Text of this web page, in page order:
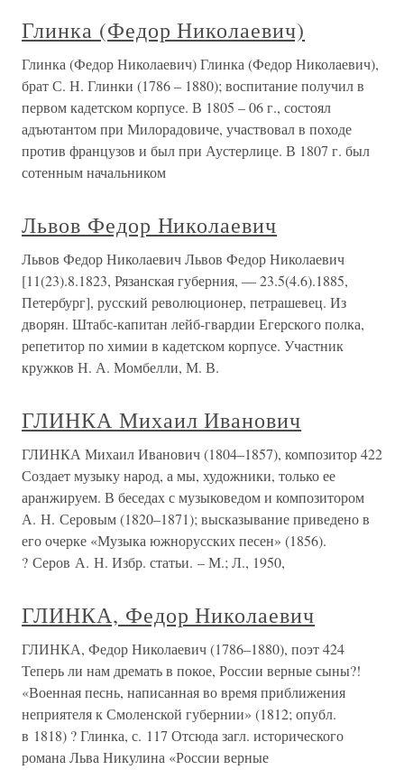
Глинка (Федор Николаевич)
Глинка (Федор Николаевич) Глинка (Федор Николаевич),
брат С. Н. Глинки (1786 – 1880); воспитание получил в
первом кадетском корпусе. В 1805 – 06 г., состоял
адъютантом при Милорадовиче, участвовал в походе
против французов и был при Аустерлице. В 1807 г. был
сотенным начальником
Львов Федор Николаевич
Львов Федор Николаевич Львов Федор Николаевич
[11(23).8.1823, Рязанская губерния, — 23.5(4.6).1885,
Петербург], русский революционер, петрашевец. Из
дворян. Штабс-капитан лейб-гвардии Егерского полка,
репетитор по химии в кадетском корпусе. Участник
кружков Н. А. Момбелли, М. В.
ГЛИНКА Михаил Иванович
ГЛИНКА Михаил Иванович (1804–1857), композитор 422
Создает музыку народ, а мы, художники, только ее
аранжируем. В беседах с музыковедом и композитором
А. Н. Серовым (1820–1871); высказывание приведено в
его очерке «Музыка южнорусских песен» (1856).
? Серов А. Н. Избр. статьи. – М.; Л., 1950,
ГЛИНКА, Федор Николаевич
ГЛИНКА, Федор Николаевич (1786–1880), поэт 424
Теперь ли нам дремать в покое, России верные сыны?!
«Военная песнь, написанная во время приближения
неприятеля к Смоленской губернии» (1812; опубл.
в 1818) ? Глинка, с. 117 Отсюда загл. исторического
романа Льва Никулина «России верные